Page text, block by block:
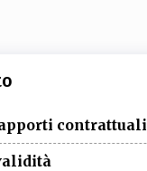
contrattuali